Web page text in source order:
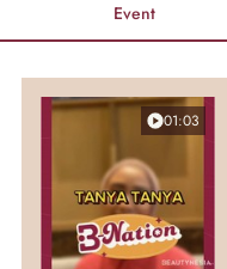
Event
01:03